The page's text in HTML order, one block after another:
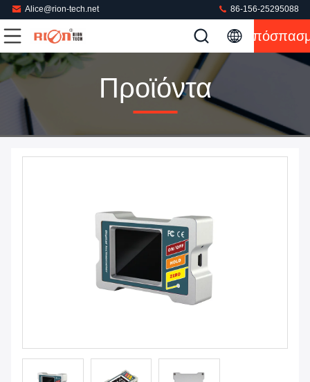
Alice@rion-tech.net 86-156-25295088
Προϊόντα